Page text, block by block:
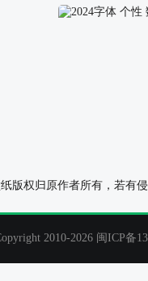
灰色桌面背景图
版权归原作者所有，若
2010-2026 闽ICP备